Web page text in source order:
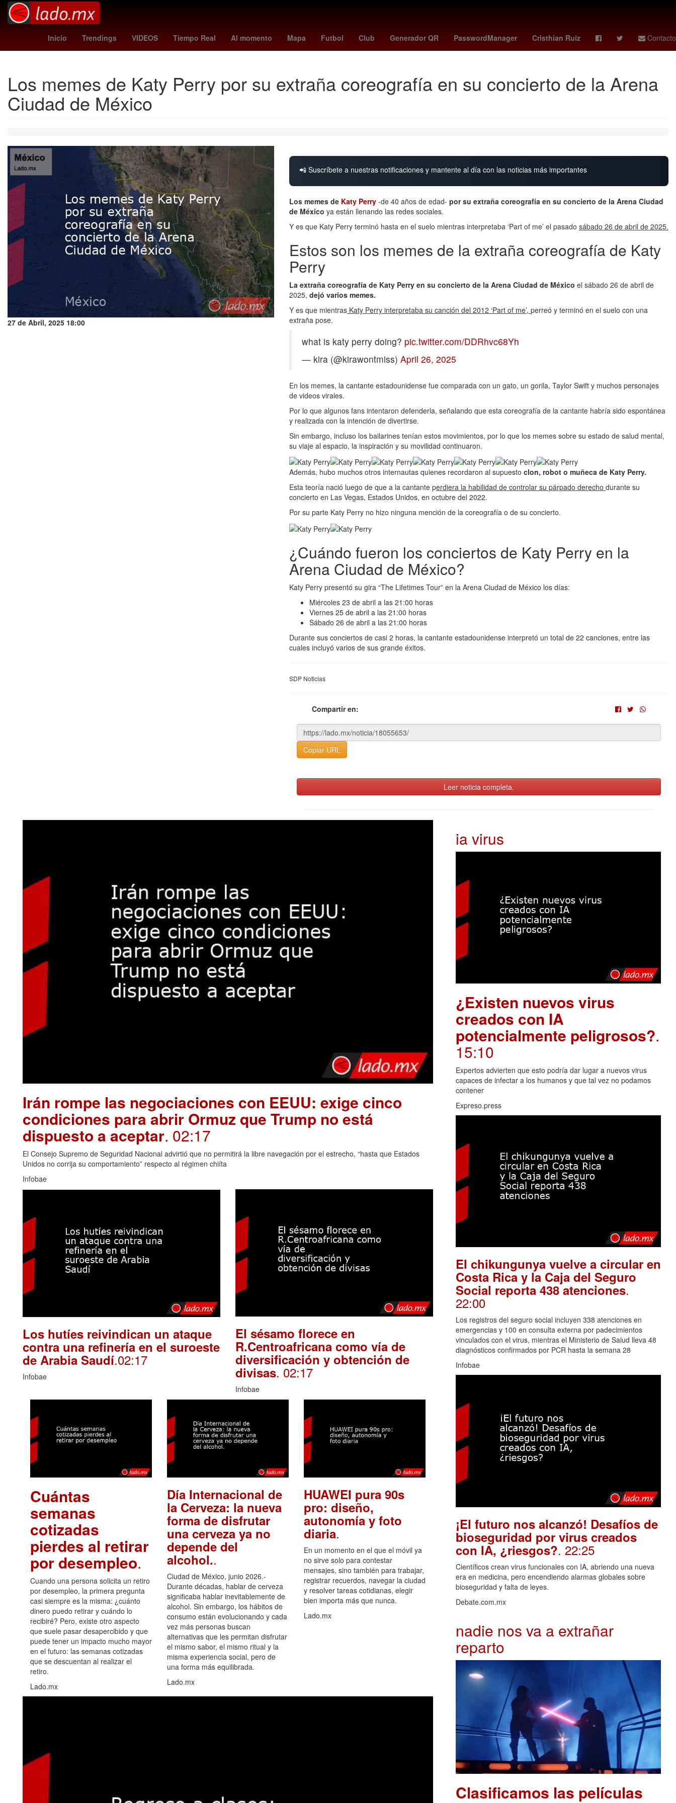
Inicio Trendings VIDEOS Tiempo Real Al momento Mapa Futbol Club Generador QR PasswordManager Cristhian Ruiz Contacto
Evangelio de hoy chargers - vikings China Gobierno cometa interestelar Barbados Dólar estadounidense 2024 Cashless Usumacinta
Los memes de Katy Perry por su extraña coreografía en su concierto de la Arena
Ciudad de México
27 de Abril, 2025 18:00
📲 Suscríbete a nuestras notificaciones y mantente al día con las noticias más importantes
Los memes de Katy Perry -de 40 años de edad- por su extraña coreografía en su concierto de la Arena Ciudad
de México ya están llenando las redes sociales.
Y es que Katy Perry terminó hasta en el suelo mientras interpretaba ‘Part of me’ el pasado sábado 26 de abril de 2025.
Estos son los memes de la extraña coreografía de Katy
Perry
La extraña coreografía de Katy Perry en su concierto de la Arena Ciudad de México el sábado 26 de abril de
2025, dejó varios memes.
Y es que mientras Katy Perry interpretaba su canción del 2012 ‘Part of me’, perreó y terminó en el suelo con una
extraña pose.
what is katy perry doing? pic.twitter.com/DDRhvc68Yh
— kira (@kirawontmiss) April 26, 2025
En los memes, la cantante estadounidense fue comparada con un gato, un gorila, Taylor Swift y muchos personajes
de videos virales.
Por lo que algunos fans intentaron defenderla, señalando que esta coreografía de la cantante habría sido espontánea
y realizada con la intención de divertirse.
Sin embargo, incluso los bailarines tenían estos movimientos, por lo que los memes sobre su estado de salud mental,
su viaje al espacio, la inspiración y su movilidad continuaron.
Además, hubo muchos otros internautas quienes recordaron al supuesto clon, robot o muñeca de Katy Perry.
Esta teoría nació luego de que a la cantante perdiera la habilidad de controlar su párpado derecho durante su
concierto en Las Vegas, Estados Unidos, en octubre del 2022.
Por su parte Katy Perry no hizo ninguna mención de la coreografía o de su concierto.
¿Cuándo fueron los conciertos de Katy Perry en la
Arena Ciudad de México?
Katy Perry presentó su gira “The Lifetimes Tour” en la Arena Ciudad de México los días:
Miércoles 23 de abril a las 21:00 horas
Viernes 25 de abril a las 21:00 horas
Sábado 26 de abril a las 21:00 horas
Durante sus conciertos de casi 2 horas, la cantante estadounidense interpretó un total de 22 canciones, entre las
cuales incluyó varios de sus grande éxitos.
SDP Noticias
Compartir en:
Copiar URL
Leer noticia completa.
Irán rompe las negociaciones con EEUU: exige cinco
condiciones para abrir Ormuz que Trump no está
dispuesto a aceptar. 02:17
El Consejo Supremo de Seguridad Nacional advirtió que no permitirá la libre navegación por el estrecho, “hasta que Estados
Unidos no corrija su comportamiento” respecto al régimen chiíta
Infobae
Los hutíes reivindican un ataque
contra una refinería en el suroeste
de Arabia Saudí.02:17
Infobae
El sésamo florece en
R.Centroafricana como vía de
diversificación y obtención de
divisas. 02:17
Infobae
Cuántas
semanas
cotizadas
pierdes al retirar
por desempleo.
Cuando una persona solicita un retiro
por desempleo, la primera pregunta
casi siempre es la misma: ¿cuánto
dinero puedo retirar y cuándo lo
recibiré? Pero, existe otro aspecto
que suele pasar desapercibido y que
puede tener un impacto mucho mayor
en el futuro: las semanas cotizadas
que se descuentan al realizar el
retiro.
Lado.mx
Día Internacional de
la Cerveza: la nueva
forma de disfrutar
una cerveza ya no
depende del
alcohol..
Ciudad de México, junio 2026.-
Durante décadas, hablar de cerveza
significaba hablar inevitablemente de
alcohol. Sin embargo, los hábitos de
consumo están evolucionando y cada
vez más personas buscan
alternativas que les permitan disfrutar
el mismo sabor, el mismo ritual y la
misma experiencia social, pero de
una forma más equilibrada.
Lado.mx
HUAWEI pura 90s
pro: diseño,
autonomía y foto
diaria.
En un momento en el que el móvil ya
no sirve solo para contestar
mensajes, sino también para trabajar,
registrar recuerdos, navegar la ciudad
y resolver tareas cotidianas, elegir
bien importa más que nunca.
Lado.mx
ia virus
¿Existen nuevos virus
creados con IA
potencialmente peligrosos?.
15:10
Expertos advierten que esto podría dar lugar a nuevos virus
capaces de infectar a los humanos y que tal vez no podamos
contener
Expreso.press
El chikungunya vuelve a circular en
Costa Rica y la Caja del Seguro
Social reporta 438 atenciones.
22:00
Los registros del seguro social incluyen 338 atenciones en
emergencias y 100 en consulta externa por padecimientos
vinculados con el virus, mientras el Ministerio de Salud lleva 48
diagnósticos confirmados por PCR hasta la semana 28
Infobae
¡El futuro nos alcanzó! Desafíos de
bioseguridad por virus creados
con IA, ¿riesgos?. 22:25
Científicos crean virus funcionales con IA, abriendo una nueva
era en medicina, pero encendiendo alarmas globales sobre
bioseguridad y falta de leyes.
Debate.com.mx
nadie nos va a extrañar
reparto
Clasificamos las películas